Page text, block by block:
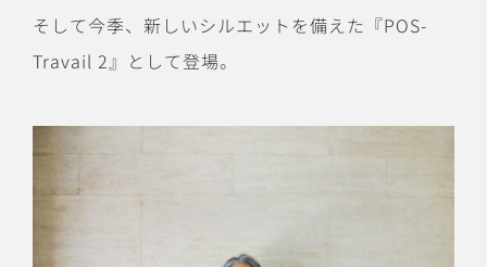
そして今季、新しいシルエットを備えた『POS-
Travail 2』として登場。